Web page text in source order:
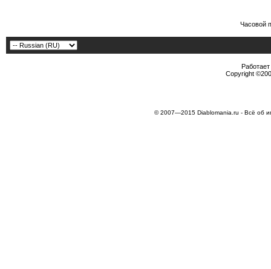
Часовой
Copyright
© 2007—2015 Diablomania.ru - Всё об